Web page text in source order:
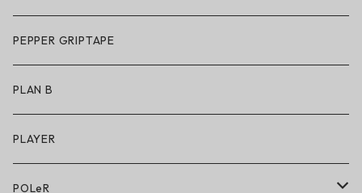
アパレル
アクセサリー
キッズシューズ
サングラス
アンダーウェア
シューズ
アクセサリー・小物
PEPPER GRIPTAPE
PLAN B
PLAYER
POLeR